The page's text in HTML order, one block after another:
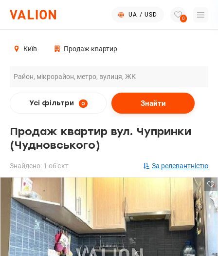
UA / USD
0
Київ Продаж квартир
Усі фільтри 0 Знайти
Продаж квартир вул. Чупринки
(Чудновського)
Знайдено: 1 об'єкт За релевантністю